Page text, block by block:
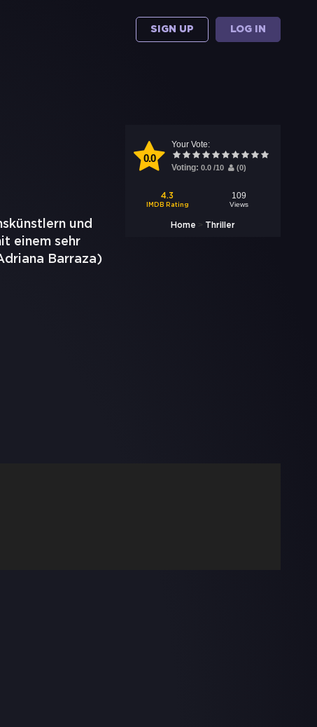
SIGN UP LOG IN
0.0
Your Vote:
Voting: 0.0 /10 (0)
4.3
IMDB Rating
109
Views
Home > Thriller
und
einem sehr
Barraza)